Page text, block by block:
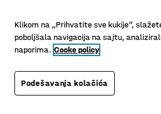
Klikom na „Prihvatite sve kukije“,
poboljšala navigacija na sajtu,
naporima. Cooke policy
Podešavanja kolačića